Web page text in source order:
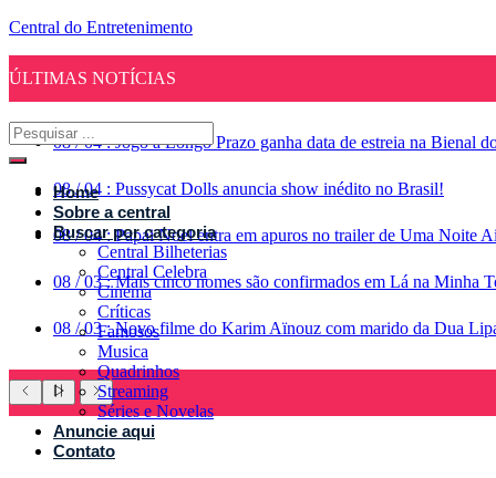
Central do Entretenimento
ÚLTIMAS NOTÍCIAS
08 / 04 : Jogo a Longo Prazo ganha data de estreia na Bienal
08 / 04 : Pussycat Dolls anuncia show inédito no Brasil!
08 / 04 : Papai Noel entra em apuros no trailer de Uma Noite
08 / 03 : Mais cinco nomes são confirmados em Lá na Minha
08 / 03 : Novo filme do Karim Aïnouz com marido da Dua
Home
Sobre a central
Buscar por categoria
Central Bilheterias
Central Celebra
Cinema
Críticas
Famosos
Musica
Quadrinhos
Streaming
Séries e Novelas
Anuncie aqui
Contato